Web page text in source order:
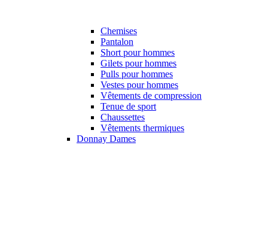
Chemises
Pantalon
Short pour hommes
Gilets pour hommes
Pulls pour hommes
Vestes pour hommes
Vêtements de compression
Tenue de sport
Chaussettes
Vêtements thermiques
Donnay Dames